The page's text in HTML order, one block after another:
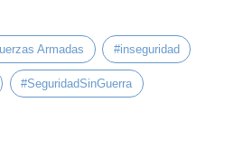
Armadas #inseguridad
#SeguridadSinGuerra